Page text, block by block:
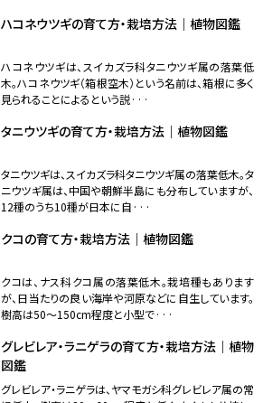
ハコネウツギの育て方・栽培方法｜植物図鑑
ハコネウツギは、スイカズラ科タニウツギ属の落葉低
木。ハコネウツギ（箱根空木）という名前は、箱根に多く
見られることによるという説···
タニウツギの育て方・栽培方法｜植物図鑑
タニウツギは、スイカズラ科タニウツギ属の落葉低木。タ
ニウツギ属は、中国や朝鮮半島にも分布していますが、
12種のうち10種が日本に自···
クコの育て方・栽培方法｜植物図鑑
クコは、ナス科クコ属の落葉低木。栽培種もあります
が、日当たりの良い海岸や河原などに自生しています。
樹高は50～150cm程度と小型で···
グレビレア・ラニゲラの育て方・栽培方法｜植物
図鑑
グレビレア・ラニゲラは、ヤマモガシ科グレビレア属の常